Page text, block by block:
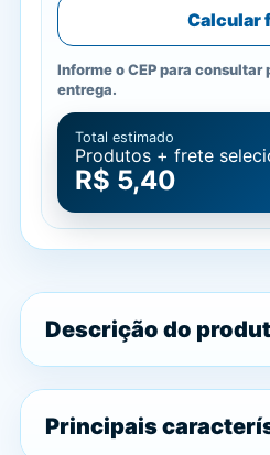
Calcular
Informe o CEP para consultar
entrega.
Total estimado
Produtos + frete
R$ 5,40
Descrição do
Principais